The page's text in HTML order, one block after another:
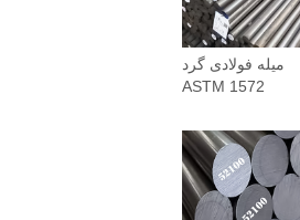
میله فولادی گرد
ASTM 1572